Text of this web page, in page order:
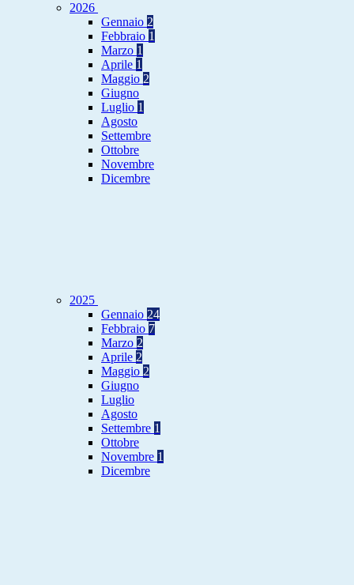
2026
Gennaio 2
Febbraio 1
Marzo 1
Aprile 1
Maggio 2
Giugno
Luglio 1
Agosto
Settembre
Ottobre
Novembre
Dicembre
2025
Gennaio 24
Febbraio 7
Marzo 2
Aprile 2
Maggio 2
Giugno
Luglio
Agosto
Settembre 1
Ottobre
Novembre 1
Dicembre